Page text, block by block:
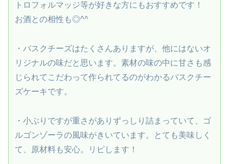
トロフォルマッジ等が好きな方にもおすすめです！
お酒との相性も◎^^
・バスクチーズはたくさんありますが、他にはないオ
リジナルの味だと思います。素材の味の中に甘さも感
じられてこだわって作られてるのがわかるバスクチー
ズケーキです。
・小ぶりですが重さがありずっしり詰まっていて、ゴ
ルゴンゾーラの風味がきいています。とても美味しく
て、原材料も安心。リピします！